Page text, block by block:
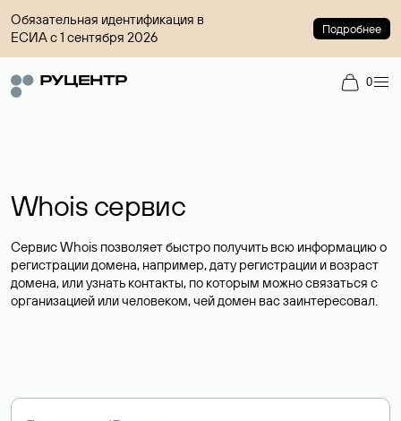
Обязательная идентификация в
ЕСИА с 1 сентября 2026
Подробнее
0
Whois сервис
Сервис Whois позволяет быстро получить всю информацию о
регистрации домена, например, дату регистрации и возраст
домена, или узнать контакты, по которым можно связаться с
организацией или человеком, чей домен вас заинтересовал.